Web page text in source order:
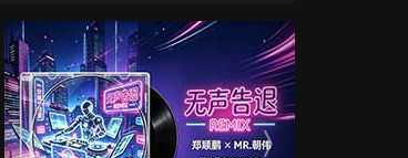
Previous Next